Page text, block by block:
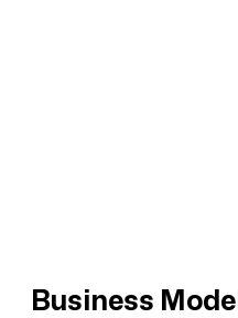
Business